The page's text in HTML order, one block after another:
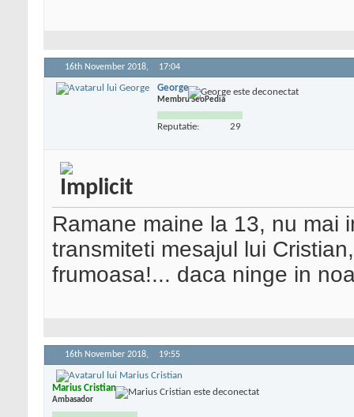
16th November 2018, 17:04
George
Membru SeoPedia
Reputatie: 29
Ramane maine la 13, nu mai
transmiteti mesajul lui
frumoasa!... daca ninge in
16th November 2018, 19:55
Marius Cristian
Ambasador